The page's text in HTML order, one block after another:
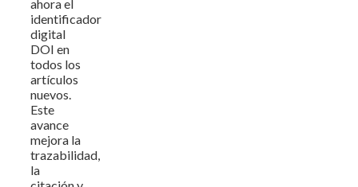
ahora el
identificador
digital
DOI en
todos los
artículos
nuevos.
Este
avance
mejora la
trazabilidad,
la